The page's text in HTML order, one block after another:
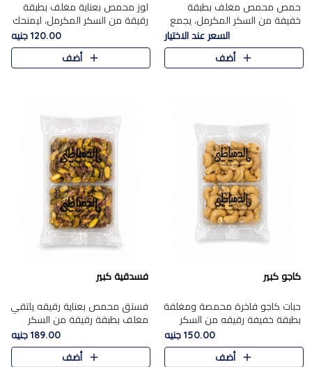
حمص محمص مغلف بطبقة
خفيفة من السكر المكرمل، يجمع
بين القرمشة المميزة والطعم
الشرقي الأصيل في واحدة من أشهر
حلويات الموسم.
السعر عند الاختيار
أضف
لوز محمص بعناية مغلف بطبقة
رقيقة من السكر المكرمل، ليمنحك
قرمشة راقية ونكهة غنية تبرز
فخامة اللوز في كل قطعة.
120.00 جنيه
أضف
كاجو كبير
حبات كاجو فاخرة محمصة ومغلفة
بطبقة خفيفة رقيقه من السكر
المكرمل، تجمع بين توازن النعومة
زبدية غنية فاخرة والقرمشة
المرضية في حلوى شرقية بطاب..
150.00 جنيه
أضف
فسدقية كبير
فستق محمص بعناية رقيقه يلتقي
مغلف بطبقة رقيقة من السكر
المكرمل، ليقدم مذاقًا فاخرًا حلوي
شرقية فاخرة ونكهة غنية ناتي تميز
كل قطعة و قوام هش
189.00 جنيه
أضف